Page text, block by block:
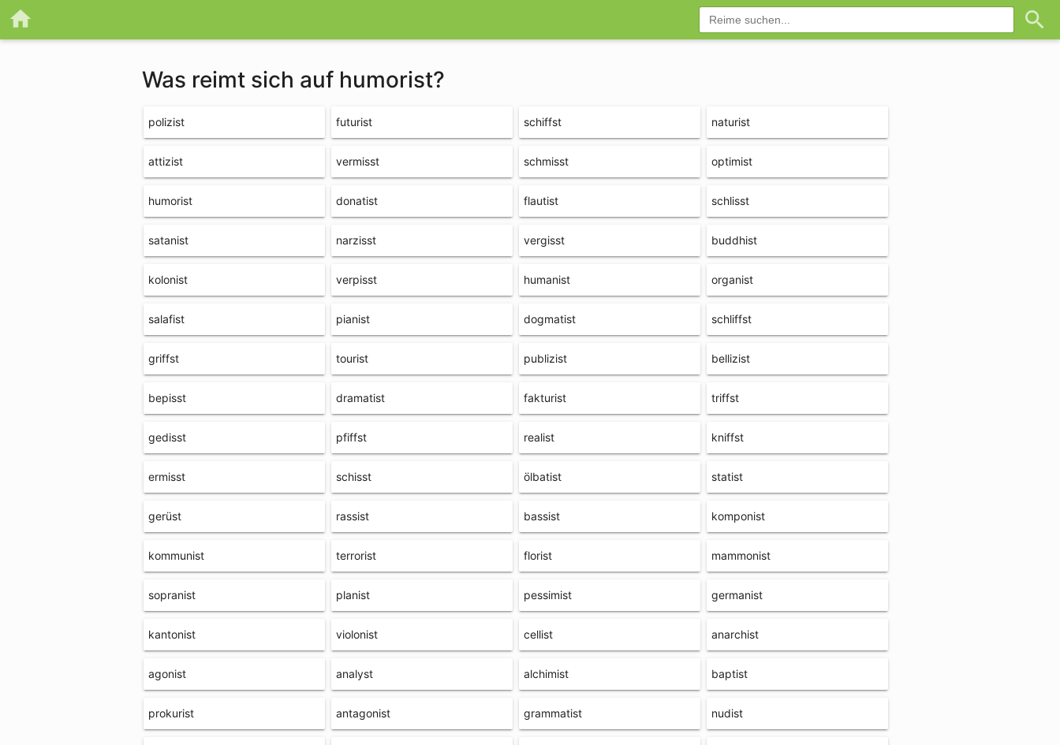
Was reimt sich auf humorist?
polizist futurist schiffst naturist
attizist vermisst schmisst optimist
humorist donatist flautist schlisst
satanist narzisst vergisst buddhist
kolonist verpisst humanist organist
salafist pianist dogmatist schliffst
griffst tourist publizist bellizist
bepisst dramatist fakturist triffst
gedisst pfiffst realist kniffst
ermisst schisst ölbatist statist
gerüst rassist bassist komponist
kommunist terrorist florist mammonist
sopranist planist pessimist germanist
kantonist violonist cellist anarchist
agonist analyst alchimist baptist
prokurist antagonist grammatist nudist